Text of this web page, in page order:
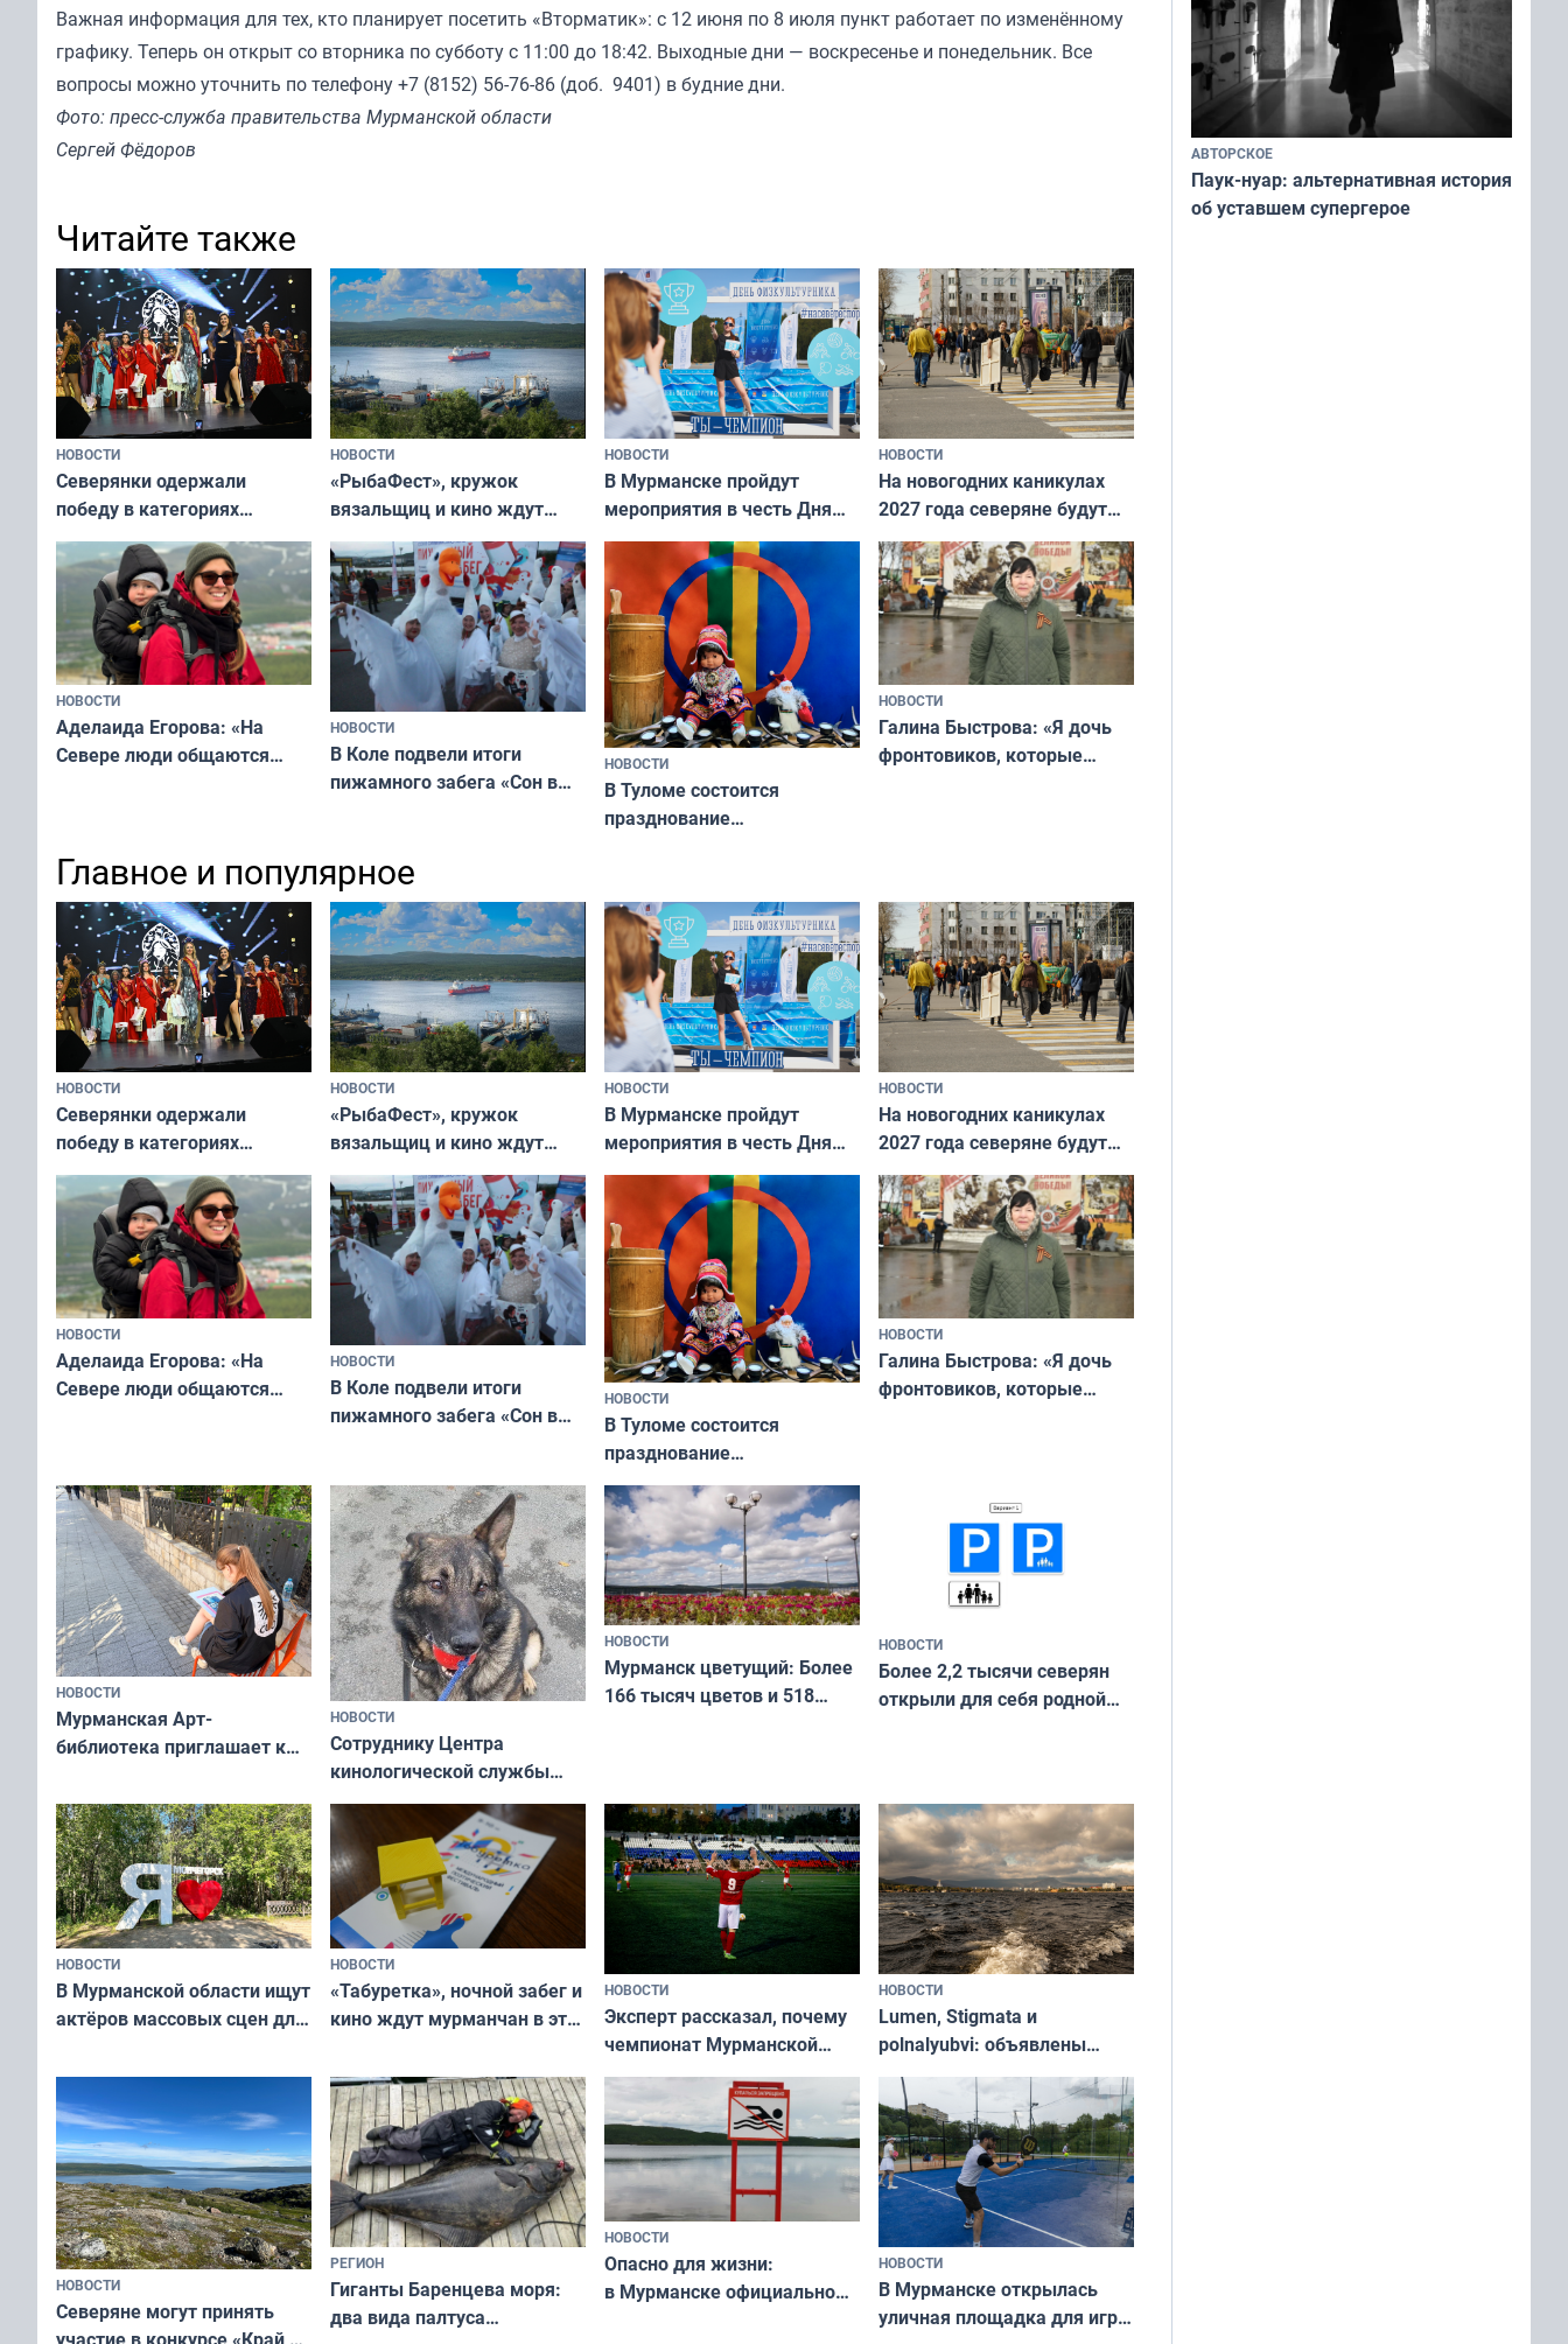
Важная информация для тех, кто планирует посетить «Вторматик»: с 12 июня по 8 июля пункт работает по изменённому
графику. Теперь он открыт со вторника по субботу с 11:00 до 18:42. Выходные дни — воскресенье и понедельник. Все
вопросы можно уточнить по телефону +7 (8152) 56-76-86 (доб. 9401) в будние дни.
Фото: пресс-служба правительства Мурманской области
Сергей Фёдоров
Читайте также
НОВОСТИ
Северянки одержали
победу в категориях
всероссийского конкурса
«Мисс и Миссис Великая
Русь»
НОВОСТИ
«РыбаФест», кружок
вязальщиц и кино ждут
мурманчан в эти выходные
НОВОСТИ
В Мурманске пройдут
мероприятия в честь Дня
физкультурника
НОВОСТИ
На новогодних каникулах
2027 года северяне будут
отдыхать 11 дней
НОВОСТИ
Аделаида Егорова: «На
Севере люди общаются
НОВОСТИ
В Коле подвели итоги
пижамного забега «Сон в
НОВОСТИ
В Туломе состоится
празднование
НОВОСТИ
Галина Быстрова: «Я дочь
фронтовиков, которые
Главное и популярное
НОВОСТИ
Северянки одержали
победу в категориях
всероссийского конкурса
«Мисс и Миссис Великая
Русь»
НОВОСТИ
«РыбаФест», кружок
вязальщиц и кино ждут
мурманчан в эти выходные
НОВОСТИ
В Мурманске пройдут
мероприятия в честь Дня
физкультурника
НОВОСТИ
На новогодних каникулах
2027 года северяне будут
отдыхать 11 дней
НОВОСТИ
Аделаида Егорова: «На
Севере люди общаются
НОВОСТИ
В Коле подвели итоги
пижамного забега «Сон в
НОВОСТИ
В Туломе состоится
празднование
Международного дня
коренных народов мира
НОВОСТИ
Галина Быстрова: «Я дочь
фронтовиков, которые
НОВОСТИ
Мурманская Арт-
библиотека приглашает к
и фотографов
НОВОСТИ
Сотруднику Центра
кинологической службы
ищут новый дом
НОВОСТИ
Мурманск цветущий: Более
166 тысяч цветов и 518
НОВОСТИ
Более 2,2 тысячи северян
открыли для себя родной
НОВОСТИ
В Мурманской области ищут
актёров массовых сцен для
короткометражном фильме
НОВОСТИ
«Табуретка», ночной забег и
кино ждут мурманчан в эти
НОВОСТИ
Эксперт рассказал, почему
чемпионат Мурманской
области по футболу остался
незамеченным
НОВОСТИ
Lumen, Stigmata и
polnalyubvi: объявлены
хедлайнеры фестиваля
«Имандра» в 2026 года
НОВОСТИ
Северяне могут принять
РЕГИОН
Гиганты Баренцева моря:
два вида палтуса
НОВОСТИ
Опасно для жизни:
в Мурманске официально
НОВОСТИ
В Мурманске открылась
уличная площадка для игры
АВТОРСКОЕ
Паук-нуар: альтернативная история
об уставшем супергерое